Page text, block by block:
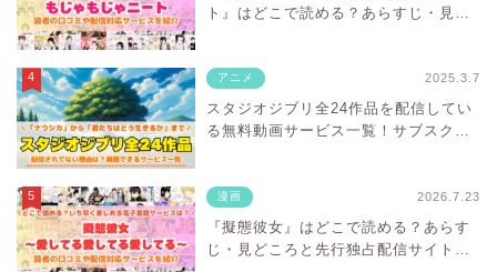
ト』はどこで読める？あらすじ・見ど
アニメ 2025.3.7
スタジオジブリ全24作品を配信してい
る無料動画サービス一覧！サブスクに
漫画 2026.7.23
『擬態彼女』はどこで読める？あらす
じ・見どころと先行独占配信サイトを